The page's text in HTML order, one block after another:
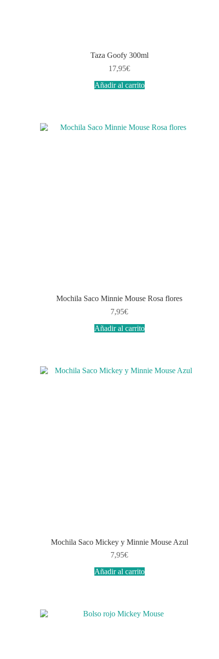
Taza Goofy 300ml
17,95€
Añadir al carrito
Mochila Saco Minnie Mouse Rosa flores
7,95€
Añadir al carrito
Mochila Saco Mickey y Minnie Mouse Azul
7,95€
Añadir al carrito